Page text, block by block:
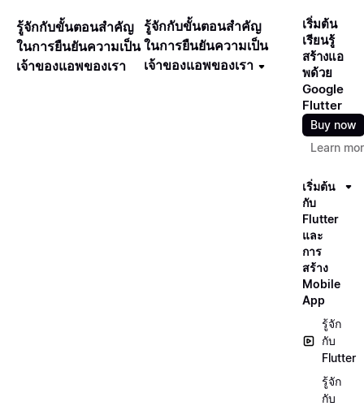
รู้จักกับขั้นตอนสำคัญ
ในการยืนยันความเป็น
เจ้าของแอพของเรา
รู้จักกับขั้นตอนสำคัญ
ในการยืนยันความเป็น
เจ้าของแอพของเรา
เริ่มต้น
เรียนรู้
สร้างแอ
พด้วย
Google
Flutter
Buy now
Learn
เริ่มต้น
กับ
Flutter
และ
การ
สร้าง
Mobile
App
รู้จัก
กับ
Flutter
รู้จัก
กับ